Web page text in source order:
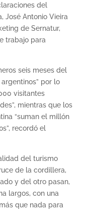
del
José Antonio Vieira
de Sernatur,
trabajo para
seis meses del
por lo
visitantes
mientras que los
“suman el millón
recordó el
del turismo
de la cordillera,
y del otro pasan,
largos, con una
que nada para